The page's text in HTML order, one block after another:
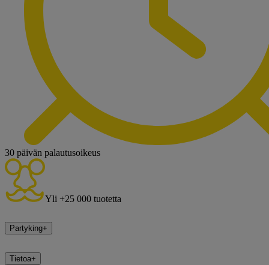
30 päivän palautusoikeus
Yli +25 000 tuotetta
Partyking+
Tietoa+